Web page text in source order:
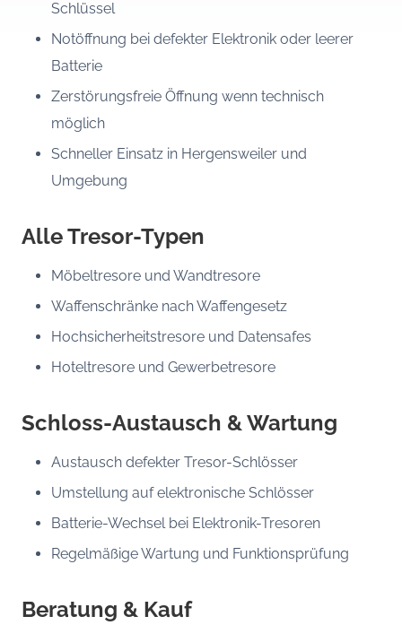
Schlüssel
Notöffnung bei defekter Elektronik oder leerer
Batterie
Zerstörungsfreie Öffnung wenn technisch
möglich
Schneller Einsatz in Hergensweiler und
Umgebung
Alle Tresor-Typen
Möbeltresore und Wandtresore
Waffenschränke nach Waffengesetz
Hochsicherheitstresore und Datensafes
Hoteltresore und Gewerbetresore
Schloss-Austausch & Wartung
Austausch defekter Tresor-Schlösser
Umstellung auf elektronische Schlösser
Batterie-Wechsel bei Elektronik-Tresoren
Regelmäßige Wartung und Funktionsprüfung
Beratung & Kauf